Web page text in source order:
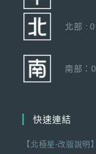
北部 :
南部：
快速連結
【北極星-改版說明】